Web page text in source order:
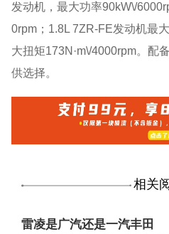
发动机，最大功率90kW\/
0rpm；1.8L 7ZR-FE发动机最
大扭矩173N·m\/4000rpm。配
供选择。
相关
雷凌是广汽还是一汽丰田